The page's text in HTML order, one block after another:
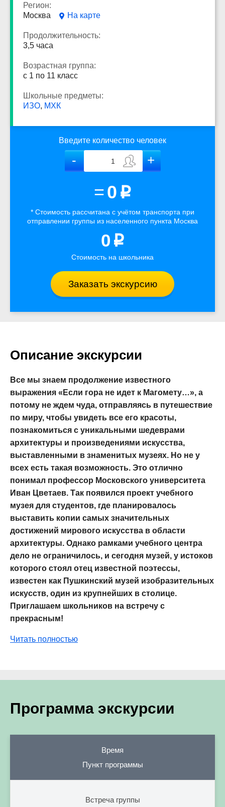
Регион:
Москва
На карте
Продолжительность:
3,5 часа
Возрастная группа:
с 1 по 11 класс
Школьные предметы:
ИЗО, МХК
Введите количество человек
=0 p
* Стоимость рассчитана с учётом транспорта при
отправлении группы из населенного пункта Москва
0 p
Стоимость на школьника
Заказать экскурсию
Описание экскурсии
Все мы знаем продолжение известного
выражения «Если гора не идет к Магомету…», а
потому не ждем чуда, отправляясь в путешествие
по миру, чтобы увидеть все его красоты,
познакомиться с уникальными шедеврами
архитектуры и произведениями искусства,
выставленными в знаменитых музеях. Но не у
всех есть такая возможность. Это отлично
понимал профессор Московского университета
Иван Цветаев. Так появился проект учебного
музея для студентов, где планировалось
выставить копии самых значительных
достижений мирового искусства в области
архитектуры. Однако рамками учебного центра
дело не ограничилось, и сегодня музей, у истоков
которого стоял отец известной поэтессы,
известен как Пушкинский музей изобразительных
искусств, один из крупнейших в столице.
Приглашаем школьников на встречу с
прекрасным!
Читать полностью
Программа экскурсии
Время
Пункт программы
Встреча группы